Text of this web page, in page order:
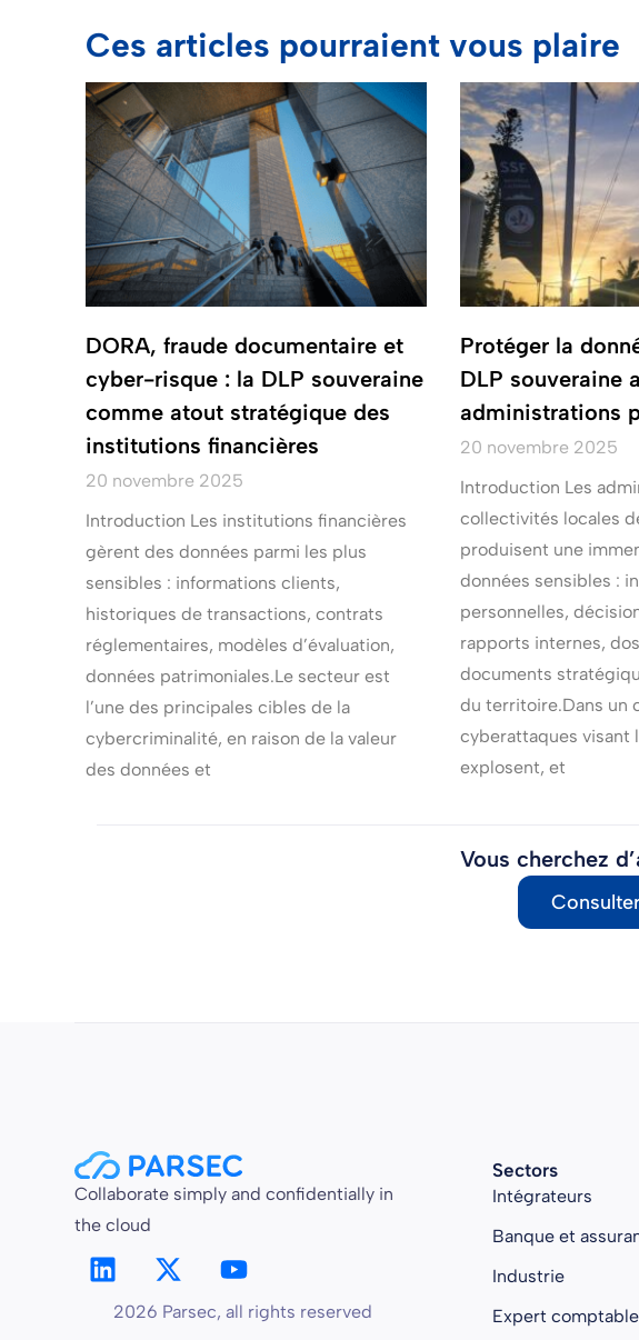
Ces articles pourraient vous plaire
DORA, fraude documentaire et
cyber-risque : la DLP souveraine
comme atout stratégique des
institutions financières
20 novembre 2025
Introduction Les institutions financières
gèrent des données parmi les plus
sensibles : informations clients,
historiques de transactions, contrats
réglementaires, modèles d’évaluation,
données patrimoniales.Le secteur est
l’une des principales cibles de la
cybercriminalité, en raison de la valeur
des données et
Protéger la
DLP souveraine
administrations
20 novembre 2025
Introduction Les
collectivités locales
produisent une
données sensibles :
personnelles,
rapports internes,
documents
du territoire.Dans un
cyberattaques visant
explosent, et
Vous cherchez
Collaborate simply and confidentially in
the cloud
2026 Parsec, all rights reserved
Sectors
Intégrateurs
Banque et
Industrie
Expert comptable